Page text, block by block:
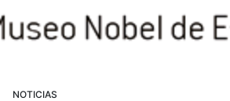
NOTICIAS